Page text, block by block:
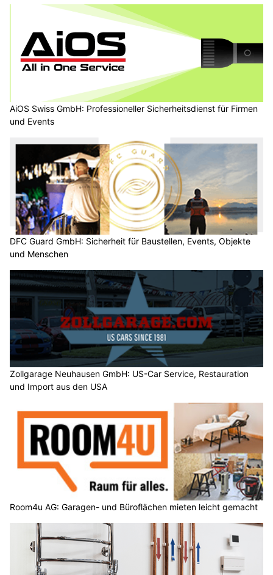
AiOS Swiss GmbH: Professioneller Sicherheitsdienst für Firmen
und Events
DFC Guard GmbH: Sicherheit für Baustellen, Events, Objekte
und Menschen
Zollgarage Neuhausen GmbH: US-Car Service, Restauration
und Import aus den USA
Room4u AG: Garagen- und Büroflächen mieten leicht gemacht